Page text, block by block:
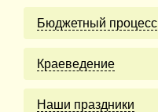
Бюджетный процесс
Краеведение
Наши праздники